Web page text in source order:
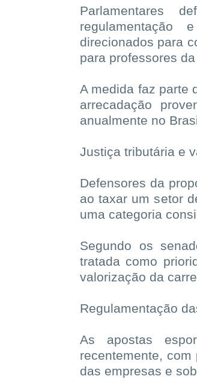
Parlamentares
regulamentação
direcionados para
para professores
A medida faz parte
arrecadação
anualmente no
Justiça tributária e
Defensores da
ao taxar um setor
uma categoria
Segundo os
tratada como
valorização da
Regulamentação
As apostas
recentemente,
das empresas e